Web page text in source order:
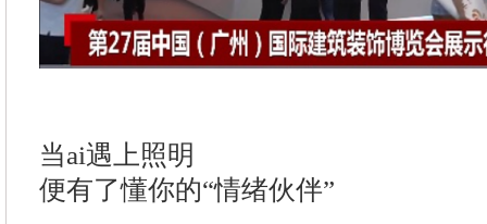
当ai遇上照明
便有了懂你的“情绪伙伴”